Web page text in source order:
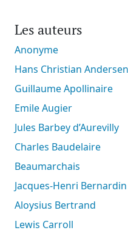
Les auteurs
Anonyme
Hans Christian Andersen
Guillaume Apollinaire
Emile Augier
Jules Barbey d’Aurevilly
Charles Baudelaire
Beaumarchais
Jacques-Henri
Aloysius Bertrand
Lewis Carroll